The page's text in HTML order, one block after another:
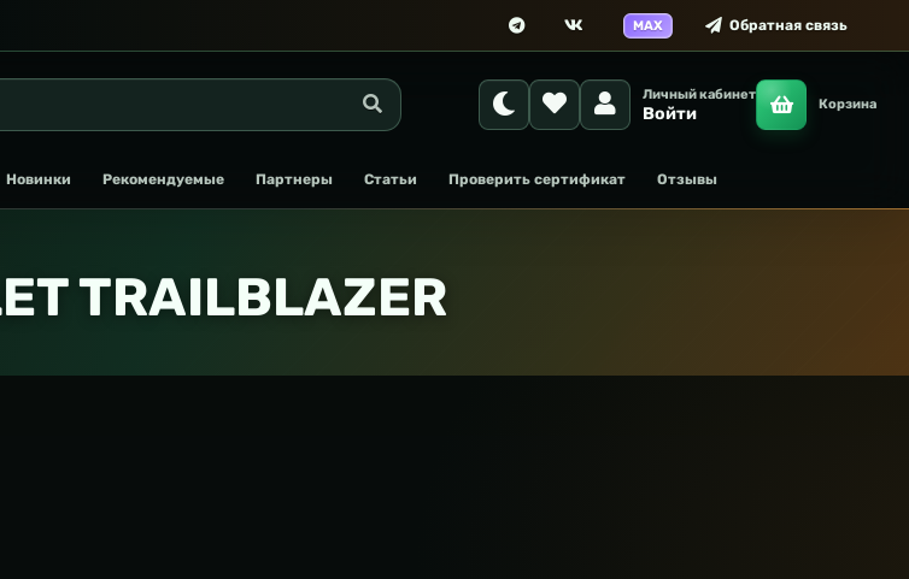
MAX Обратная связь
Личный кабинет
Войти Корзина
Новинки Рекомендуемые Партнеры Статьи Проверить сертификат Отзывы
TRAILBLAZER